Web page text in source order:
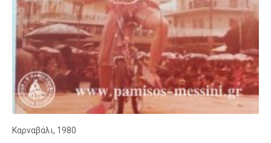
Καρναβάλι, 1980